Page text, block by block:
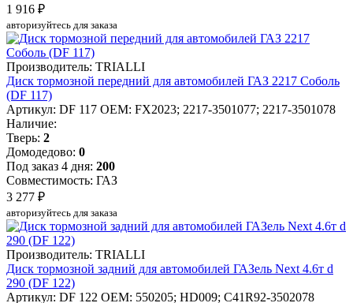
1 916 ₽
авторизуйтесь для заказа
Производитель: TRIALLI
Диск тормозной передний для автомобилей ГАЗ 2217 Соболь
(DF 117)
Артикул: DF 117 OEM: FX2023; 2217-3501077; 2217-3501078
Наличие:
Тверь: 2
Домодедово: 0
Под заказ 4 дня: 200
Совместимость: ГАЗ
3 277 ₽
авторизуйтесь для заказа
Производитель: TRIALLI
Диск тормозной задний для автомобилей ГАЗель Next 4.6т d
290 (DF 122)
Артикул: DF 122 OEM: 550205; HD009; C41R92-3502078